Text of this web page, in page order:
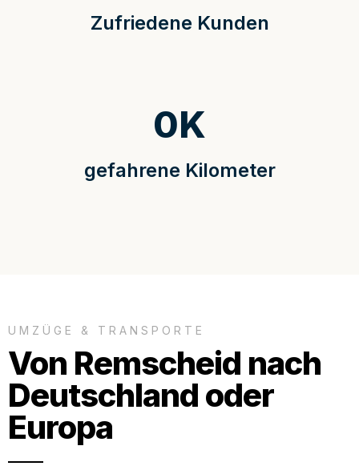
Zufriedene Kunden
gefahrene Kilometer
0K
UMZÜGE & TRANSPORTE
Von Remscheid nach
Deutschland oder
Europa